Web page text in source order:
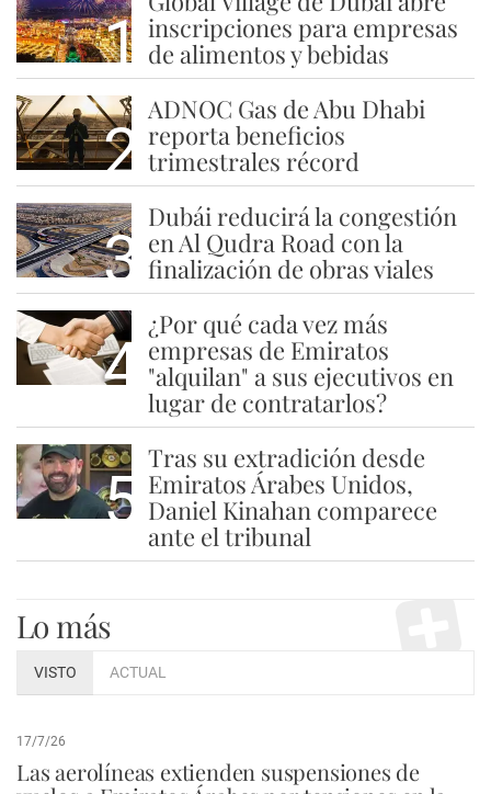
1 inscripciones para empresas
de alimentos y bebidas
2
ADNOC Gas de Abu Dhabi
reporta beneficios
trimestrales récord
3
Dubái reducirá la congestión
en Al Qudra Road con la
finalización de obras viales
4
¿Por qué cada vez más
empresas de Emiratos
"alquilan" a sus ejecutivos en
lugar de contratarlos?
5
Tras su extradición desde
Emiratos Árabes Unidos,
Daniel Kinahan comparece
ante el tribunal
Lo más
VISTO ACTUAL
17/7/26
Las aerolíneas extienden suspensiones de